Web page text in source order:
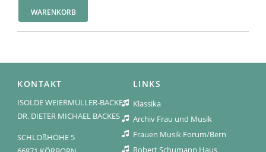
WARENKORB
KONTAKT
ISOLDE WEIERMÜLLER-BACKES
DR. DIETER MICHAEL BACKES
SCHLOßHÖHE 5
LINKS
Klassika
Archiv Frau und Musik
Frauen Musik Forum/Bern
Robert Schumann Haus